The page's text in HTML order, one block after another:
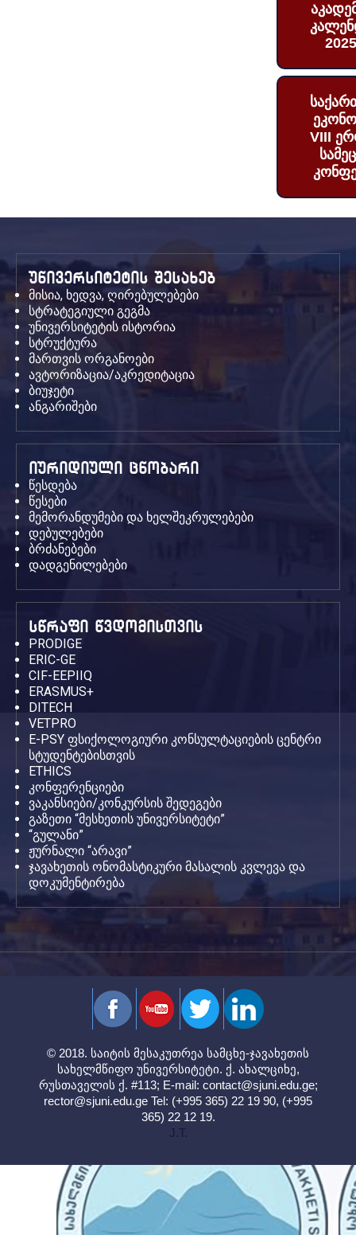
VIII
უნივერსიტეტის შესახებ
მისია, ხედვა, ღირებულებები
სტრატეგიული გეგმა
უნივერსიტეტის ისტორია
სტრუქტურა
მართვის ორგანოები
ავტორიზაცია/აკრედიტაცია
ბიუჯეტი
ანგარიშები
იურიდიული ცნობარი
წესდება
წესები
მემორანდუმები და ხელშეკრულებები
დებულებები
ბრძანებები
დადგენილებები
სწრაფი წვდომისთვის
PRODIGE
ERIC-GE
CIF-EEPIIQ
ERASMUS+
DITECH
VETPRO
E-PSY ფსიქოლოგიური კონსულტაციების ცენტრი
სტუდენტებისთვის
ETHICS
კონფერენციები
ვაკანსიები/კონკურსის შედეგები
გაზეთი “მესხეთის უნივერსიტეტი”
“გულანი”
ჟურნალი “არავი”
ჯავახეთის ონომასტიკური მასალის კვლევა და
დოკუმენტირება
© 2018. საიტის მესაკუთრეა სამცხე-ჯავახეთის
სახელმწიფო უნივერსიტეტი. ქ. ახალციხე,
რუსთაველის ქ. #113; E-mail: contact@sjuni.edu.ge;
rector@sjuni.edu.ge Tel: (+995 365) 22 19 90, (+995
365) 22 12 19.
J.T.